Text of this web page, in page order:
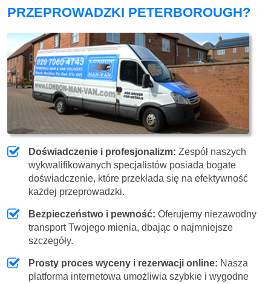
PRZEPROWADZKI PETERBOROUGH?
Doświadczenie i profesjonalizm: Zespół naszych
wykwalifikowanych specjalistów posiada bogate
doświadczenie, które przekłada się na efektywność
każdej przeprowadzki.
Bezpieczeństwo i pewność: Oferujemy niezawodny
transport Twojego mienia, dbając o najmniejsze
szczegóły.
Prosty proces wyceny i rezerwacji online: Nasza
platforma internetowa umożliwia szybkie i wygodne